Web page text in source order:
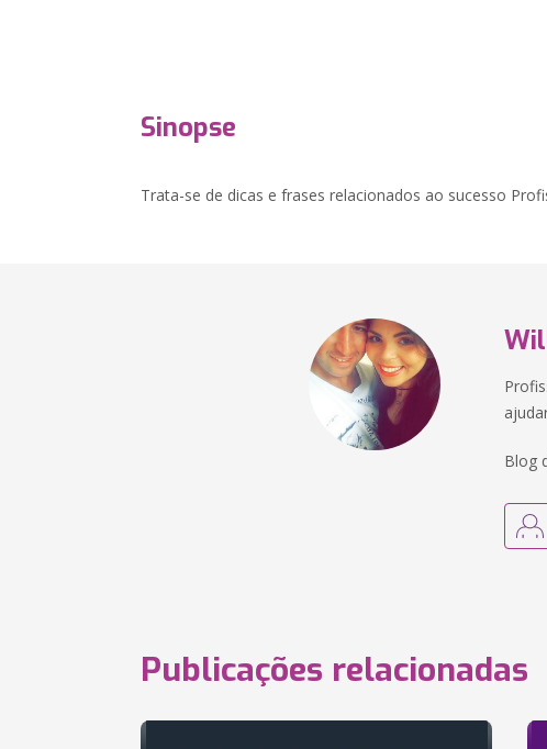
Sinopse
Trata-se de dicas e frases relacionados ao sucesso
Blog
Publicações relacionadas